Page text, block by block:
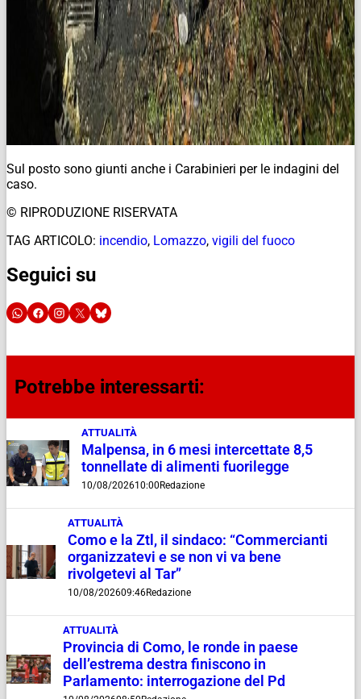
Sul posto sono giunti anche i Carabinieri per le indagini del
caso.
© RIPRODUZIONE RISERVATA
TAG ARTICOLO: incendio, Lomazzo, vigili del fuoco
Seguici su
Potrebbe interessarti:
ATTUALITÀ
Malpensa, in 6 mesi intercettate 8,5
tonnellate di alimenti fuorilegge
10/08/202610:00 Redazione
ATTUALITÀ
Como e la Ztl, il sindaco: “Commercianti
organizzatevi e se non vi va bene
rivolgetevi al Tar”
10/08/202609:46Redazione
ATTUALITÀ
Provincia di Como, le ronde in paese
dell’estrema destra finiscono in
Parlamento: interrogazione del Pd